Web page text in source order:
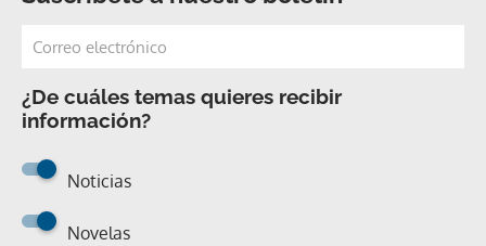
¿De cuáles temas quieres recibir
información?
Noticias
Novelas